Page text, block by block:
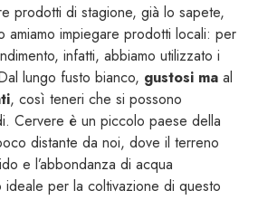
prodotti di stagione, già lo sapete,
amiamo impiegare prodotti locali: per
infatti, abbiamo utilizzato i
lungo fusto bianco, gustosi ma al
, così teneri che si possono
Cervere è un piccolo paese della
distante da noi, dove il terreno
e l’abbondanza di acqua
ideale per la coltivazione di questo